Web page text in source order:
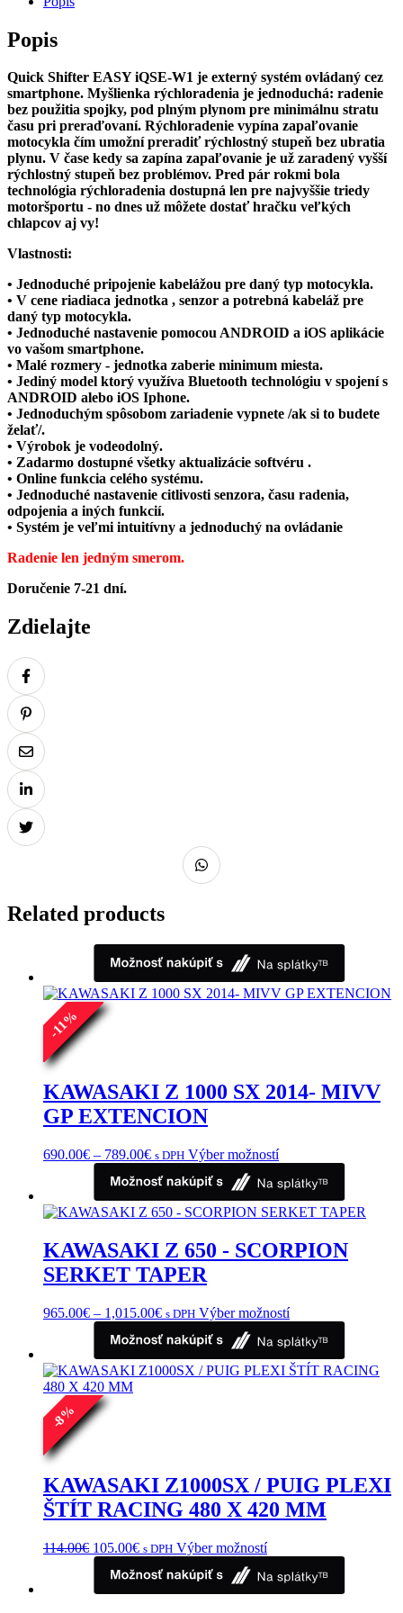
Healtech
Shifter
Easy
Popis
Quick Shifter EASY iQSE-W1 je externý systém ovládaný cez
smartphone. Myšlienka rýchloradenia je jednoduchá: radenie
bez použitia spojky, pod plným plynom pre minimálnu stratu
času pri preraďovaní. Rýchloradenie vypína zapaľovanie
motocykla čím umožní preradiť rýchlostný stupeň bez ubratia
plynu. V čase kedy sa zapína zapaľovanie je už zaradený vyšší
rýchlostný stupeň bez problémov. Pred pár rokmi bola
technológia rýchloradenia dostupná len pre najvyššie triedy
motoršportu - no dnes už môžete dostať hračku veľkých
chlapcov aj vy!
Vlastnosti:
• Jednoduché pripojenie kabelážou pre daný typ motocykla.
• V cene riadiaca jednotka , senzor a potrebná kabeláž pre
daný typ motocykla.
• Jednoduché nastavenie pomocou ANDROID a iOS aplikácie
vo vašom smartphone.
• Malé rozmery - jednotka zaberie minimum miesta.
• Jediný model ktorý využíva Bluetooth technológiu v spojení s
ANDROID alebo iOS Iphone.
• Jednoduchým spôsobom zariadenie vypnete /ak si to budete
želať/.
• Výrobok je vodeodolný.
• Zadarmo dostupné všetky aktualizácie softvéru .
• Online funkcia celého systému.
• Jednoduché nastavenie citlivosti senzora, času radenia,
odpojenia a iných funkcií.
• Systém je veľmi intuitívny a jednoduchý na ovládanie
Radenie len jedným smerom.
Doručenie 7-21 dní.
Zdielajte
Related products
-
11
%
KAWASAKI Z 1000 SX 2014- MIVV
GP EXTENCION
690.00€ – 789.00€Price
690.00€
through
789.00€
s DPH Výber možnostíTento
má
viacero
variantov.
si
stránke
KAWASAKI Z 650 - SCORPION
SERKET TAPER
965.00€ – 1,015.00€Price
965.00€
through
1,015.00€
s DPH Výber možnostíTento
má
viacero
variantov.
produktu.
-
8
%
KAWASAKI Z1000SX / PUIG PLEXI
ŠTÍT RACING 480 X 420 MM
114.00€ Pôvodná
cena
bola:
114.00€.
105.00€Aktuálna
je:
105.00€.
s DPH Výber možnostíTento
má
viacero